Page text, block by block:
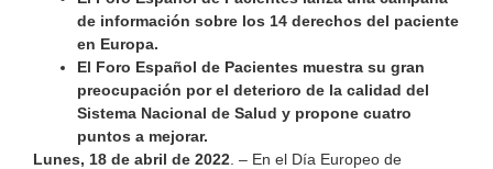
de información sobre los 14 derechos del paciente
en Europa.
El Foro Español de Pacientes muestra su gran
preocupación por el deterioro de la calidad del
Sistema Nacional de Salud y propone cuatro
puntos a mejorar.
Lunes, 18 de abril de 2022 . – En el Día Europeo de